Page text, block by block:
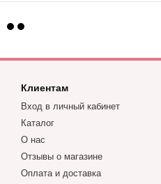
Клиентам
Вход в личный кабинет
Каталог
О нас
Отзывы о магазине
Оплата и доставка